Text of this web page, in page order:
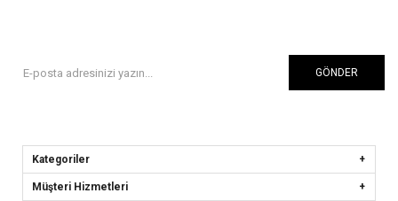
GÖNDER
Kategoriler
Müşteri Hizmetleri